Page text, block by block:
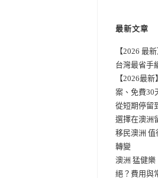
最新文章
【2026 最
台灣最省手
【2026最
案、免費30
從短期停留
選擇在澳洲
移民澳洲 值
轉變
澳洲 猛健樂
絕？費用與